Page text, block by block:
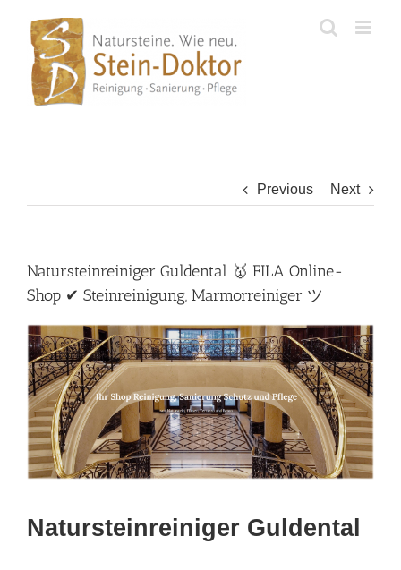
content
Previous Next
Natursteinreiniger Guldental 🥇 FILA Online-
Shop ✔ Steinreinigung, Marmorreiniger ツ
Natursteinreiniger Guldental